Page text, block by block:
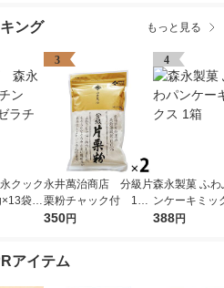
ング もっと見る
クック
袋
ー
3
永井萬治商店 分級片
栗粉チャック付 180
ｇ 2個
350円
4
森永製菓 ふわ
ンケーキミッ
388円
アイテム